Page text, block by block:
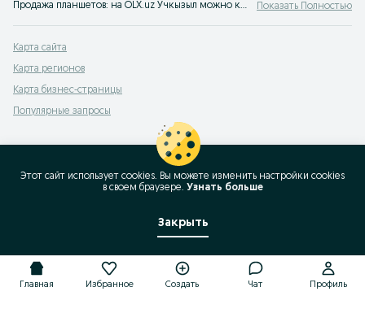
Продажа планшетов: на OLX.uz Учкызыл можно купить планшет новый или бу. Широкий ассортимент и доступные цены на планшеты — заходи на OLX (ранее Torg) Учкызыл и убедись сам! Показать Полностью
Карта сайта
Карта регионов
Карта бизнес-страницы
Популярные запросы
Главная Избранное Создать Чат Профиль
Этот сайт использует cookies. Вы можете изменить настройки cookies
в своeм браузере. Узнать больше
Закрыть